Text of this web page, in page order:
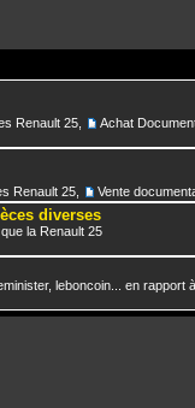
Renault 25
Achat
Renault 25 Vente
diverses
la Renault 25
leboncoin... en rapport